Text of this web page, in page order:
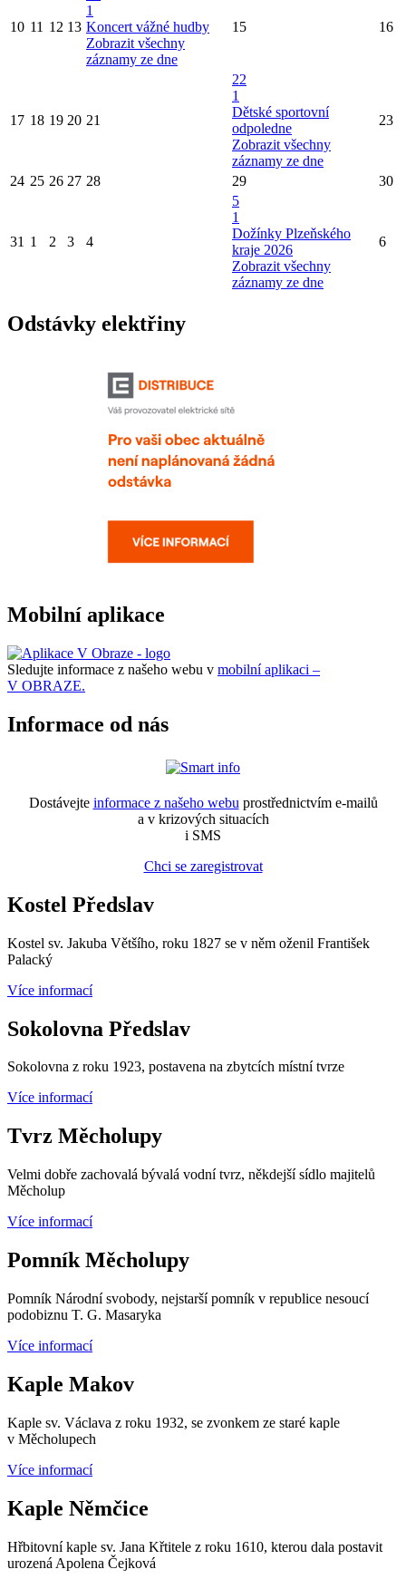
10 11 12 13
1
Koncert vážné hudby
Zobrazit všechny
záznamy ze dne
15 16
17 18 19 20 21
22
1
Dětské sportovní
odpoledne
Zobrazit všechny
záznamy ze dne
23
24 25 26 27 28 29 30
31 1 2 3 4
5
1
Dožínky Plzeňského
kraje 2026
Zobrazit všechny
záznamy ze dne
6
Odstávky elektřiny
Mobilní aplikace
Sledujte informace z našeho webu v mobilní aplikaci –
V OBRAZE.
Informace od nás
Dostávejte informace z našeho webu prostřednictvím e-mailů
a v krizových situacích
i SMS
Chci se zaregistrovat
Kostel Předslav
Kostel sv. Jakuba Většího, roku 1827 se v něm oženil František
Palacký
Více informací
Sokolovna Předslav
Sokolovna z roku 1923, postavena na zbytcích místní tvrze
Více informací
Tvrz Měcholupy
Velmi dobře zachovalá bývalá vodní tvrz, někdejší sídlo majitelů
Měcholup
Více informací
Pomník Měcholupy
Pomník Národní svobody, nejstarší pomník v republice nesoucí
podobiznu T. G. Masaryka
Více informací
Kaple Makov
Kaple sv. Václava z roku 1932, se zvonkem ze staré kaple
v Měcholupech
Více informací
Kaple Němčice
Hřbitovní kaple sv. Jana Křtitele z roku 1610, kterou dala postavit
urozená Apolena Čejková